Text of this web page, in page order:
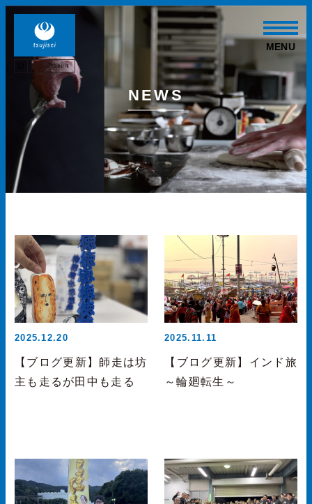
MENU
NEWS
2025.12.20
【ブログ更新】師走は坊
主も走るが田中も走る
2025.11.11
【ブログ更新】インド旅
～輪廻転生～